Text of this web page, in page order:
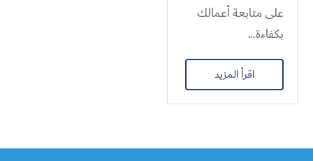
على متابعة أعمالك
بكفاءة...
اقرأ المزيد